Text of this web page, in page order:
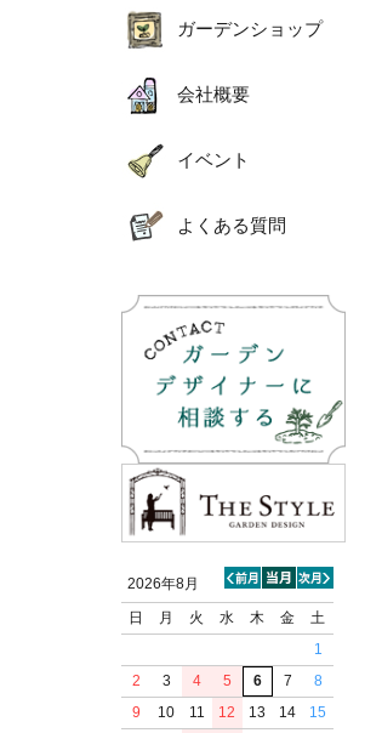
ガーデンショップ
会社概要
イベント
よくある質問
2026年8月
日
月 火 水 木 金
土
1
2
3 4 5 6 7
8
9
10 11 12 13 14
15